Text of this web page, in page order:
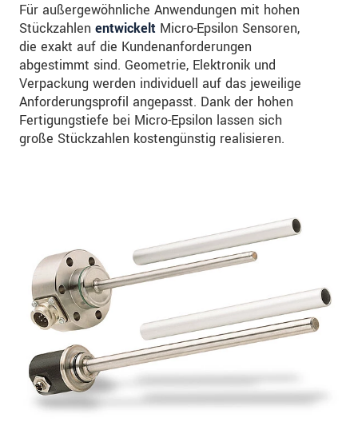
Für außergewöhnliche Anwendungen mit hohen
Stückzahlen entwickelt Micro-Epsilon Sensoren,
die exakt auf die Kundenanforderungen
abgestimmt sind. Geometrie, Elektronik und
Verpackung werden individuell auf das jeweilige
Anforderungsprofil angepasst. Dank der hohen
Fertigungstiefe bei Micro-Epsilon lassen sich
große Stückzahlen kostengünstig realisieren.